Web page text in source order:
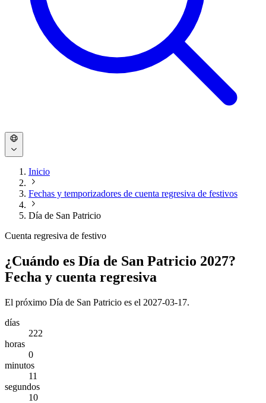
Inicio
Fechas y temporizadores de cuenta regresiva de festivos
Día de San Patricio
Cuenta regresiva de festivo
¿Cuándo es Día de San Patricio 2027?
Fecha y cuenta regresiva
El próximo Día de San Patricio es el 2027-03-17.
días
222
horas
0
minutos
11
segundos
10